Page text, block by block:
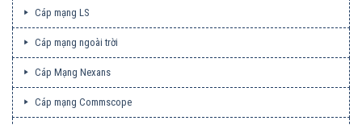
Cáp mạng LS
Cáp mạng ngoài trời
Cáp Mạng Nexans
Cáp mạng Commscope